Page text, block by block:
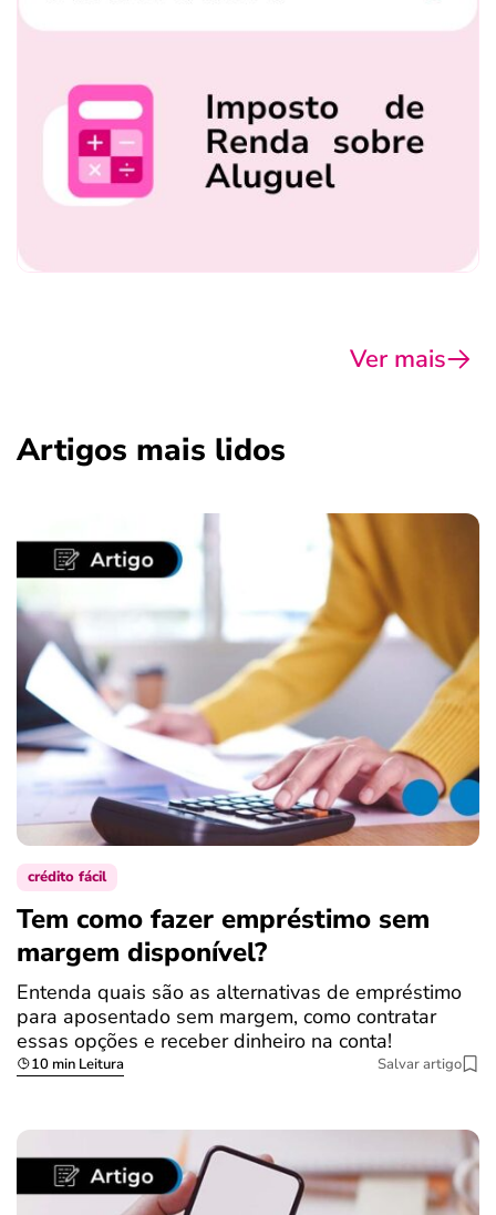
Ver mais
Artigos mais lidos
crédito fácil
Tem como fazer empréstimo sem
margem disponível?
Entenda quais são as alternativas de empréstimo
para aposentado sem margem, como contratar
essas opções e receber dinheiro na conta!
10 min Leitura Salvar artigo